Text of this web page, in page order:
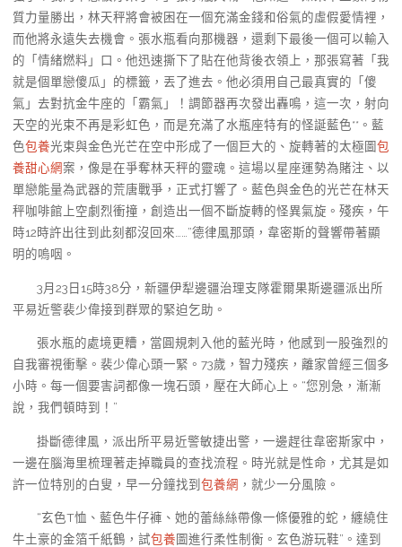
質力量勝出，林天秤將會被困在一個充滿金錢和俗氣的虛假愛情裡，
而他將永遠失去機會。張水瓶看向那機器，還剩下最後一個可以輸入
的「情緒燃料」口。他迅速撕下了貼在他背後衣領上，那張寫著「我
就是個單戀傻瓜」的標籤，丟了進去。他必須用自己最真實的「傻
氣」去對抗金牛座的「霸氣」！調節器再次發出轟鳴，這一次，射向
天空的光束不再是彩虹色，而是充滿了水瓶座特有的怪誕藍色**。藍
色包養光束與金色光芒在空中形成了一個巨大的、旋轉著的太極圖包
養甜心網案，像是在爭奪林天秤的靈魂。這場以星座運勢為賭注、以
單戀能量為武器的荒唐戰爭，正式打響了。藍色與金色的光芒在林天
秤咖啡館上空劇烈衝撞，創造出一個不斷旋轉的怪異氣旋。殘疾，午
時12時許出往到此刻都沒回來……”德律風那頭，韋密斯的聲響帶著顯
明的嗚咽。
3月23日15時38分，新疆伊犁邊疆治理支隊霍爾果斯邊疆派出所
平易近警裴少偉接到群眾的緊迫乞助。
張水瓶的處境更糟，當圓規刺入他的藍光時，他感到一股強烈的
自我審視衝擊。裴少偉心頭一緊。73歲，智力殘疾，離家曾經三個多
小時。每一個要害詞都像一塊石頭，壓在大師心上。“您別急，漸漸
說，我們頓時到！”
掛斷德律風，派出所平易近警敏捷出警，一邊趕往韋密斯家中，
一邊在腦海里梳理著走掉職員的查找流程。時光就是性命，尤其是如
許一位特別的白叟，早一分鐘找到包養網 ，就少一分風險。
“玄色T恤、藍色牛仔褲、她的蕾絲絲帶像一條優雅的蛇，纏繞住
牛土豪的金箔千紙鶴，試包養圖進行柔性制衡。玄色游玩鞋”。達到